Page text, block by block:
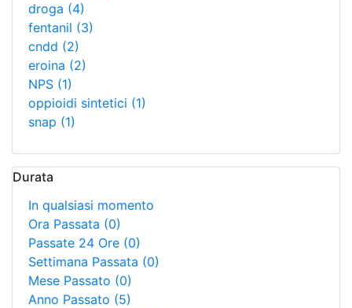
droga (4)
fentanil (3)
cndd (2)
eroina (2)
NPS (1)
oppioidi sintetici (1)
snap (1)
Durata
In qualsiasi momento
Ora Passata (0)
Passate 24 Ore (0)
Settimana Passata (0)
Mese Passato (0)
Anno Passato (5)